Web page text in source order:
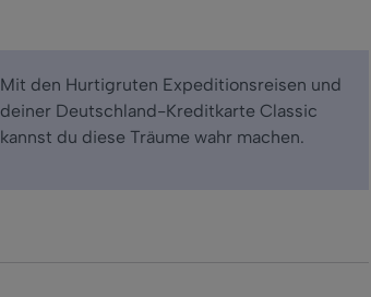
Mit den Hurtigruten Expeditionsreisen und
deiner Deutschland-Kreditkarte Classic
kannst du diese Träume wahr machen.